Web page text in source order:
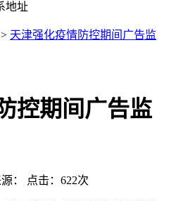
地址
> 天津强化疫情防控期间广告监
控期间广告监
： 点击：622次